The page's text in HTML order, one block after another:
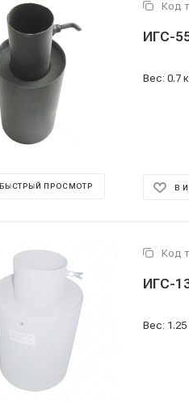
БЫСТРЫЙ ПРОСМОТР
Код
ИГС-
Вес: 0.7
В
Код
ИГС-
Вес: 1.25